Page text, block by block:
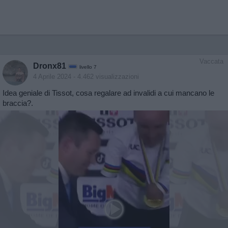
Vaccata
Dronx81 livello 7
4 Aprile 2024 - 4.462 visualizzazioni
Idea geniale di Tissot, cosa regalare ad invalidi a cui mancano le
braccia?.